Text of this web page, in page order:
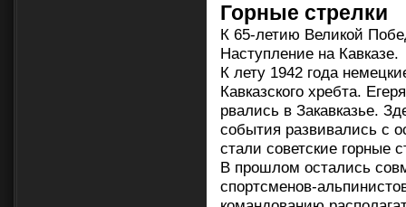
Горные стрелки
К 65-летию Великой
Наступление на Кавказе.
К лету 1942 года
Кавказского хребта.
рвались в Закавказье.
события развивались с
стали советские горные
В прошлом остались
спортсменов-